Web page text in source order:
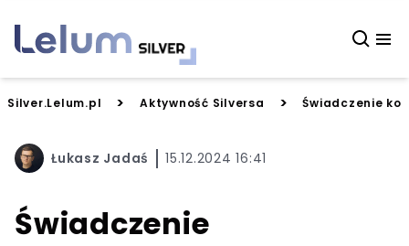
Silver.Lelum.pl > Aktywność Silversa > Świadczenie
Łukasz Jadaś 15.12.2024 16:41
Świadczenie